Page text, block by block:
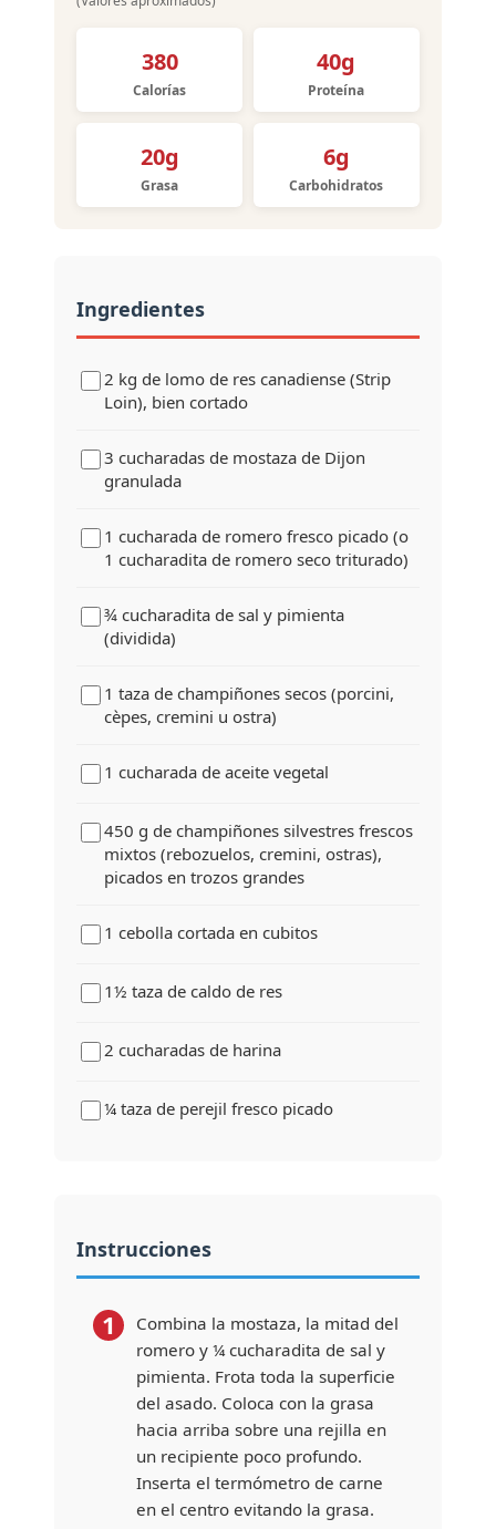
380
Calorías
40g
Proteína
20g
Grasa
6g
Carbohidratos
Ingredientes
2 kg de lomo de res canadiense (Strip
Loin), bien cortado
3 cucharadas de mostaza de Dijon
granulada
1 cucharada de romero fresco picado (o
1 cucharadita de romero seco triturado)
¾ cucharadita de sal y pimienta
(dividida)
1 taza de champiñones secos (porcini,
cèpes, cremini u ostra)
1 cucharada de aceite vegetal
450 g de champiñones silvestres frescos
mixtos (rebozuelos, cremini, ostras),
picados en trozos grandes
1 cebolla cortada en cubitos
1½ taza de caldo de res
2 cucharadas de harina
¼ taza de perejil fresco picado
Instrucciones
1
Combina la mostaza, la mitad del
romero y ¼ cucharadita de sal y
pimienta. Frota toda la superficie
del asado. Coloca con la grasa
hacia arriba sobre una rejilla en
un recipiente poco profundo.
Inserta el termómetro de carne
en el centro evitando la grasa.